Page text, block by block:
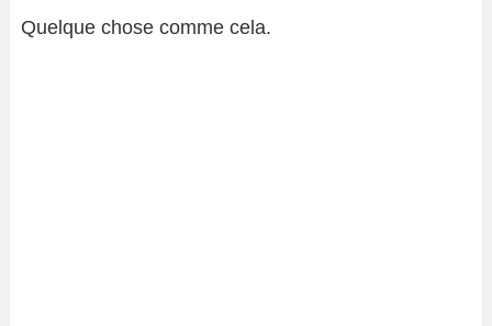
Quelque chose comme cela.